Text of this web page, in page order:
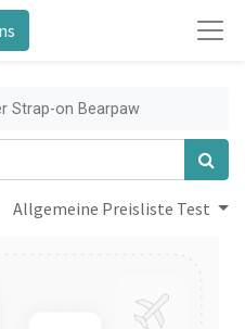
Strap-on Bearpaw
Allgemeine Preisliste Test